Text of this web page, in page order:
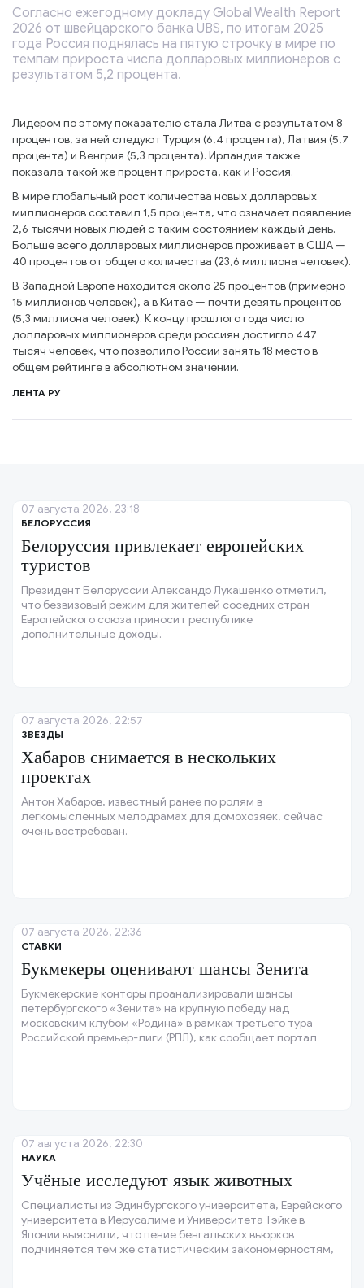
Согласно ежегодному докладу Global Wealth Report
2026 от швейцарского банка UBS, по итогам 2025
года Россия поднялась на пятую строчку в мире по
темпам прироста числа долларовых миллионеров с
результатом 5,2 процента.
Лидером по этому показателю стала Литва с результатом 8
процентов, за ней следуют Турция (6,4 процента), Латвия (5,7
процента) и Венгрия (5,3 процента). Ирландия также
показала такой же процент прироста, как и Россия.
В мире глобальный рост количества новых долларовых
миллионеров составил 1,5 процента, что означает появление
2,6 тысячи новых людей с таким состоянием каждый день.
Больше всего долларовых миллионеров проживает в США —
40 процентов от общего количества (23,6 миллиона человек).
В Западной Европе находится около 25 процентов (примерно
15 миллионов человек), а в Китае — почти девять процентов
(5,3 миллиона человек). К концу прошлого года число
долларовых миллионеров среди россиян достигло 447
тысяч человек, что позволило России занять 18 место в
общем рейтинге в абсолютном значении.
ЛЕНТА РУ
БЕЛОРУССИЯ
Белоруссия привлекает европейских
туристов
Президент Белоруссии Александр Лукашенко отметил,
что безвизовый режим для жителей соседних стран
Европейского союза приносит республике
дополнительные доходы.
07 августа 2026, 23:18
ЗВЕЗДЫ
Хабаров снимается в нескольких
проектах
Антон Хабаров, известный ранее по ролям в
легкомысленных мелодрамах для домохозяек, сейчас
очень востребован.
07 августа 2026, 22:57
СТАВКИ
Букмекеры оценивают шансы Зенита
Букмекерские конторы проанализировали шансы
петербургского «Зенита» на крупную победу над
московским клубом «Родина» в рамках третьего тура
Российской премьер-лиги (РПЛ), как сообщает портал
07 августа 2026, 22:36
НАУКА
Учёные исследуют язык животных
Специалисты из Эдинбургского университета, Еврейского
университета в Иерусалиме и Университета Тэйке в
Японии выяснили, что пение бенгальских вьюрков
подчиняется тем же статистическим закономерностям,
07 августа 2026, 22:30